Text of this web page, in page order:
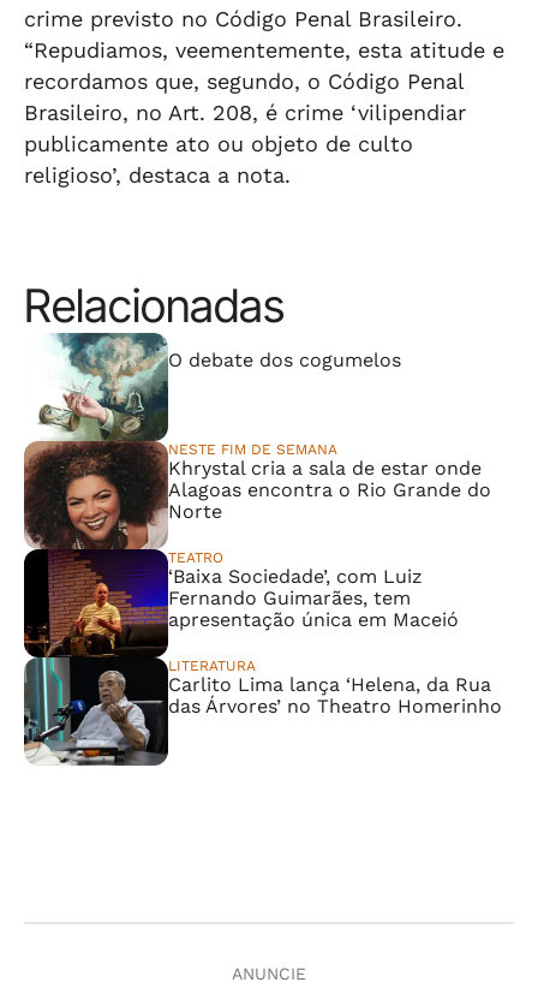
crime previsto no Código Penal Brasileiro.
“Repudiamos, veementemente, esta atitude e
recordamos que, segundo, o Código Penal
Brasileiro, no Art. 208, é crime ‘vilipendiar
publicamente ato ou objeto de culto
religioso’, destaca a nota.
Relacionadas
O debate dos cogumelos
NESTE FIM DE SEMANA
Khrystal cria a sala de estar onde
Alagoas encontra o Rio Grande do
Norte
TEATRO
‘Baixa Sociedade’, com Luiz
Fernando Guimarães, tem
apresentação única em Maceió
LITERATURA
Carlito Lima lança ‘Helena, da Rua
das Árvores’ no Theatro Homerinho
ANUNCIE